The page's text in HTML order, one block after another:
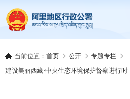
当前位置：首页 公开
专题专栏
建设美丽西藏·中央生态环境保护督察进行时